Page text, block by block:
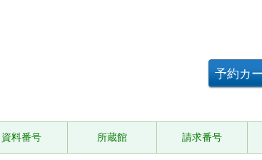
資料番号 所蔵館 請求番号